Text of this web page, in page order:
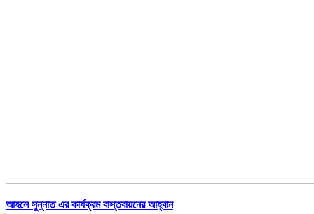
আহলে সুন্নাত এর কার্যক্রম বাস্তবায়নের আহ্বান